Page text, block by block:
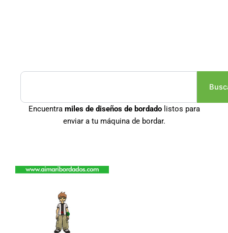
Buscar
Encuentra miles de diseños de bordado listos para
enviar a tu máquina de bordar.